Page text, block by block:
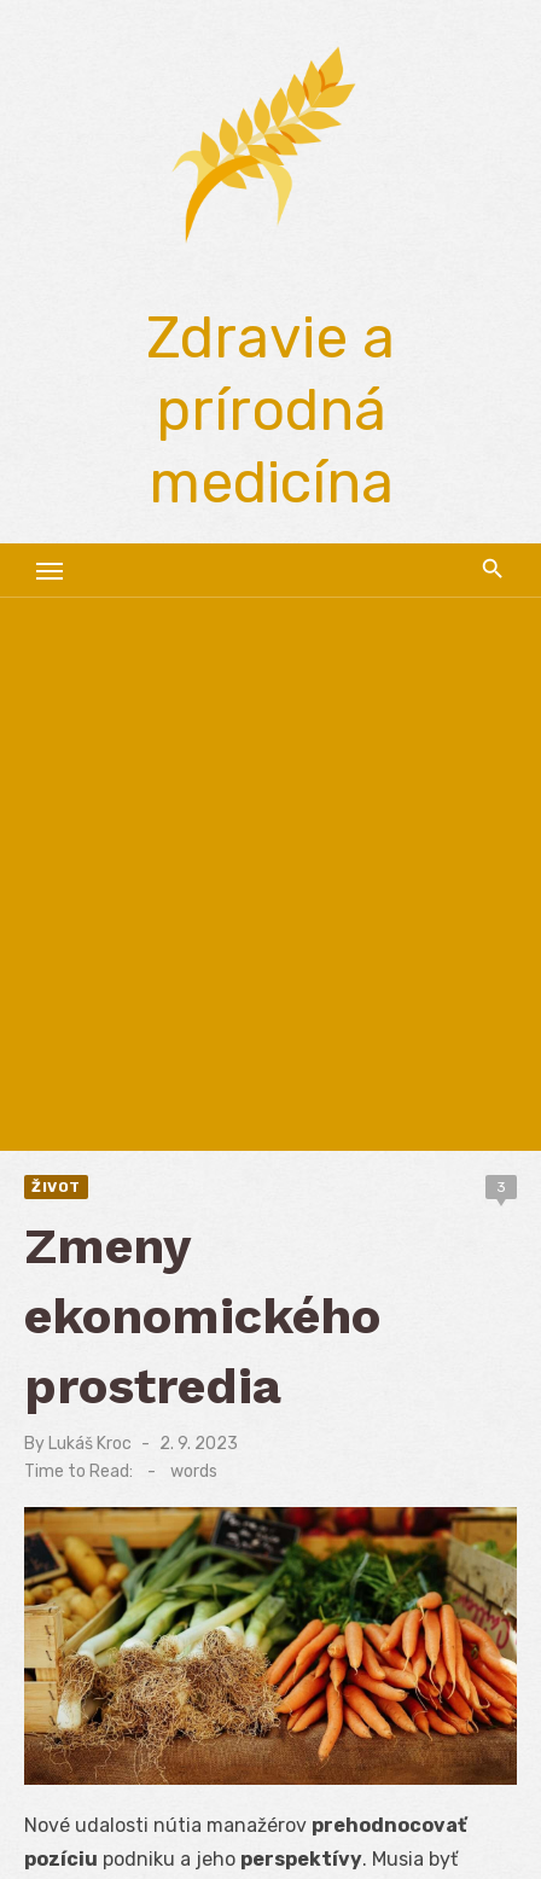
Zdravie a
prírodná
medicína
ŽIVOT 3
Zmeny
ekonomického
prostredia
By Lukáš Kroc
Posted
on
2. 9. 2023
Time to Read:
- words
Nové udalosti nútia manažérov prehodnocovať
pozíciu podniku a jeho perspektívy. Musia byť